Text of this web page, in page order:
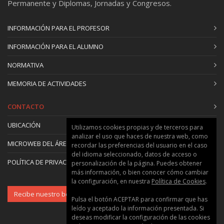
Gestión Patrimonial de las Infraestructuras;
redes; Rehabilitación). Subrayar la importancia de
los análisis coste beneficio para seleccionar que
Resumir y recapitular por qué este es un
Incidir en la importancia de la educación
ambiental de la ciudadanía. Realizar análisis
económicos globales frente a análisis locales.
Calcular el verdadero coste de un servicio
ineficiente frente al coste global eficiente.
Presentar los diferentes sistemas tarifarios y la
ineficiencia de algunos de ellos. La importancia
de un regulador que controle los sistemas
Permanente y Diplomas, Jornadas y Congresos.
INFORMACIÓN PARA EL PROFESOR
INFORMACIÓN PARA EL ALUMNO
NORMATIVA
MEMORIA DE ACTIVIDADES
CONTACTO
UBICACIÓN
MICROWEB DEL ÁREA
POLÍTICA DE PRIVACIDAD Y COOKIES
Recibe nuestro boletín
Utilizamos cookies propias y de terceros para
analizar el uso que haces de nuestra web, como
recordar las preferencias del usuario en el caso
del idioma seleccionado, datos de acceso o
personalización de la página. Puedes obtener
más información, o bien conocer cómo cambiar
la configuración, en nuestra Política de Cookies.
Pulsa el botón ACEPTAR para confirmar que has
leído y aceptado la información presentada. Si
deseas modificar la configuración de las cookies